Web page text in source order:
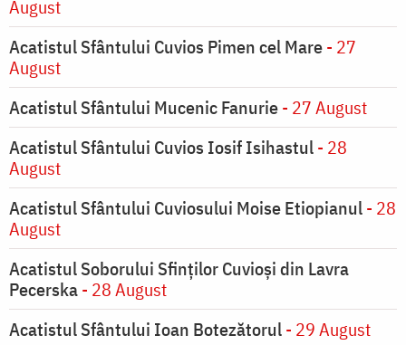
August
Acatistul Sfântului Cuvios Pimen cel Mare- 27
August
Acatistul Sfântului Mucenic Fanurie- 27 August
Acatistul Sfântului Cuvios Iosif Isihastul- 28
August
Acatistul Sfântului Cuviosului Moise Etiopianul- 28
August
Acatistul Soborului Sfinților Cuvioși din Lavra
Pecerska- 28 August
Acatistul Sfântului Ioan Botezătorul- 29 August